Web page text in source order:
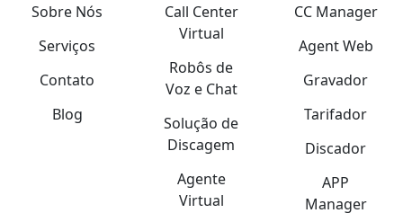
Sobre Nós
Serviços
Contato
Blog
Call Center
Virtual
Robôs de
Voz e Chat
Solução de
Discagem
Agente
Virtual
CC Manager
Agent Web
Gravador
Tarifador
Discador
APP
Manager